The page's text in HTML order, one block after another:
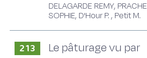
DELAGARDE REMY, PRACHE
SOPHIE, D'Hour P. , Petit M.
213
Le pâturage vu par